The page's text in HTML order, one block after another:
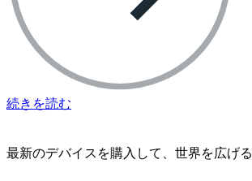
続きを読む
最新のデバイスを購入して、世界を広げる